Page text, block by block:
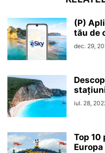
(P)
tău de
dec. 29,
iul. 28,
Top